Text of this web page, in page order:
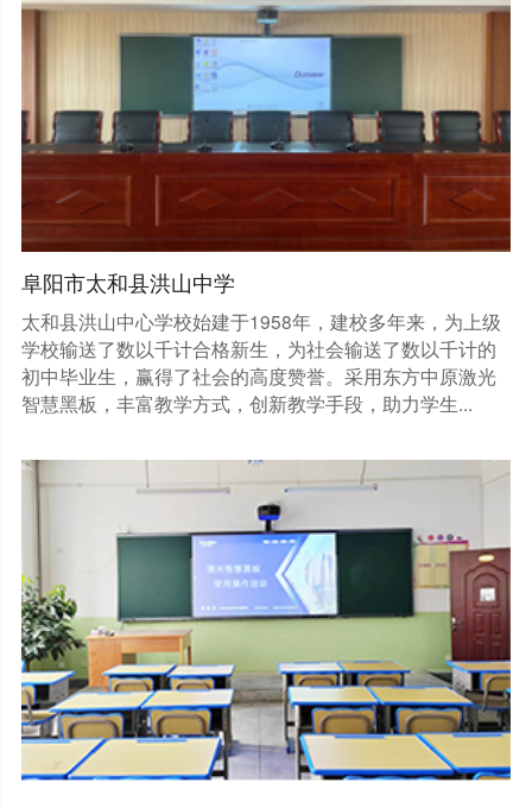
阜阳市太和县洪山中学
太和县洪山中心学校始建于1958年，建校多年来，为上级
学校输送了数以千计合格新生，为社会输送了数以千计的
初中毕业生，赢得了社会的高度赞誉。采用东方中原激光
智慧黑板，丰富教学方式，创新教学手段，助力学生...